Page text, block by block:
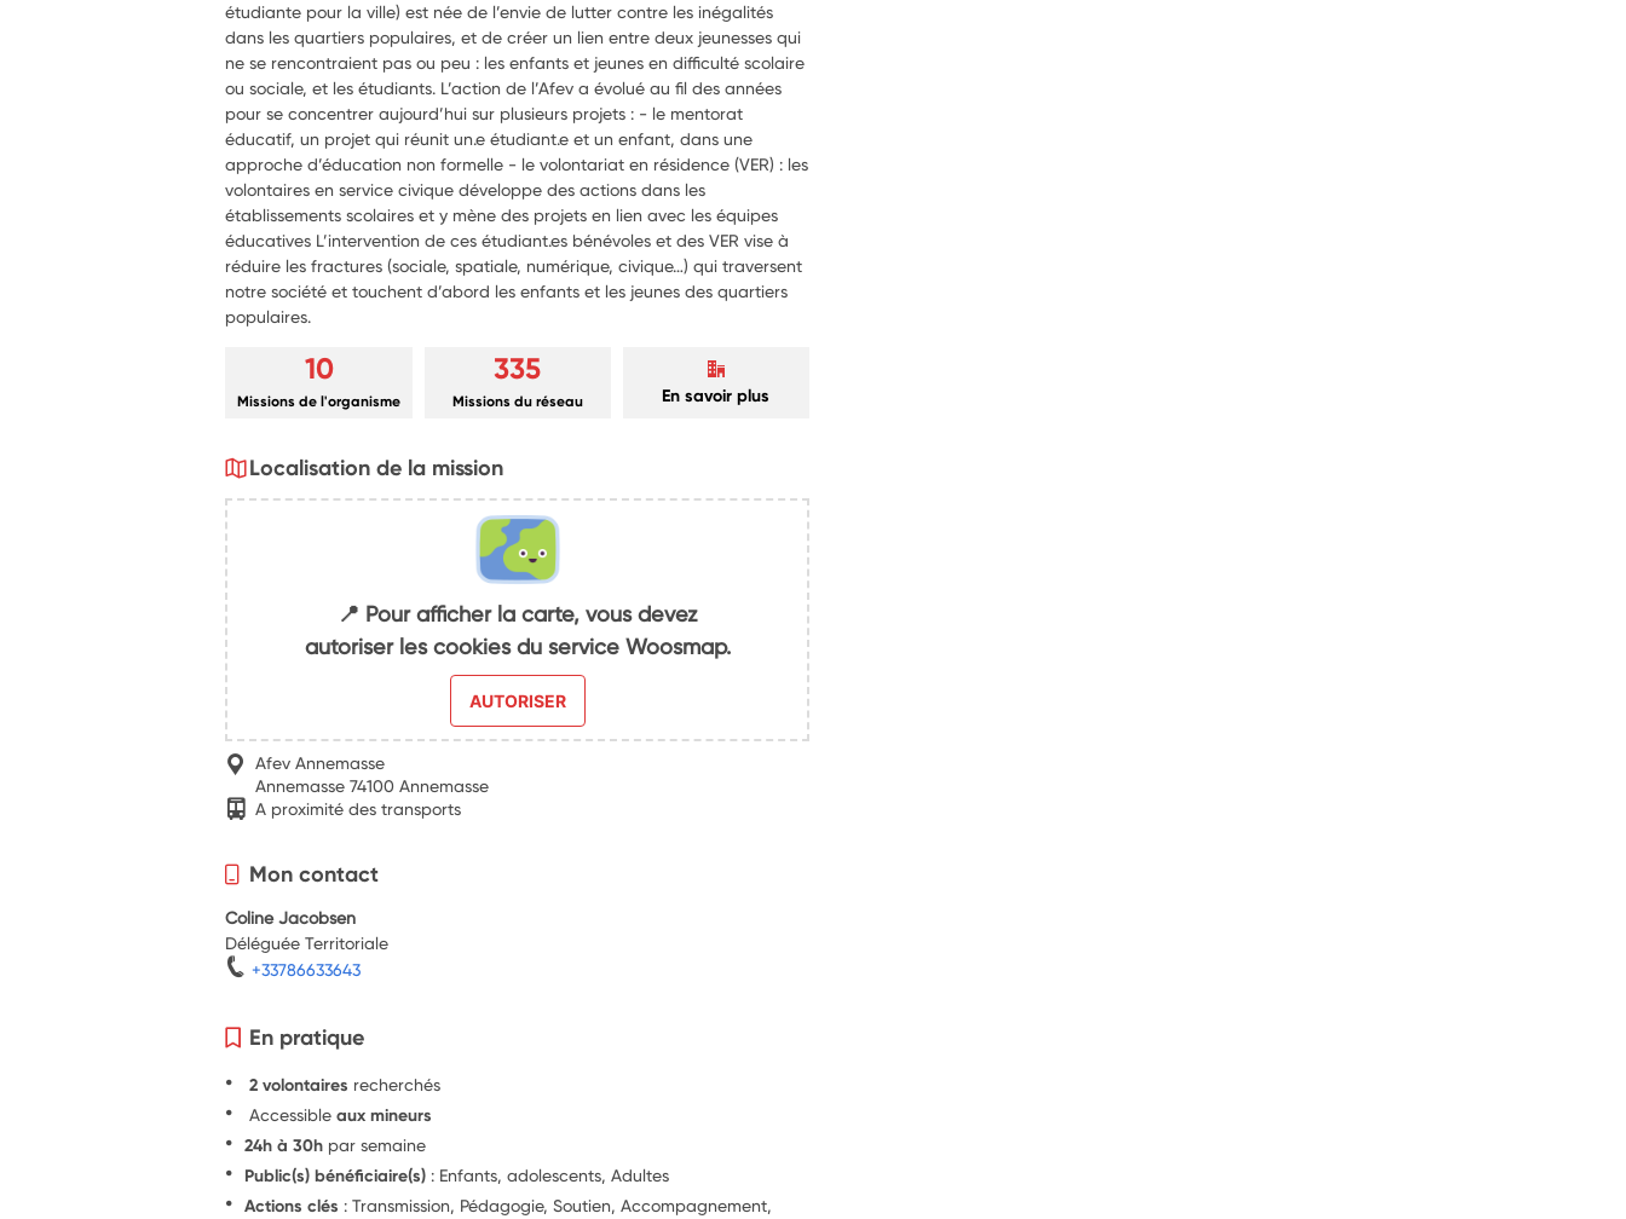
étudiante pour la ville) est née de l’envie de lutter contre les inégalités
dans les quartiers populaires, et de créer un lien entre deux jeunesses qui
ne se rencontraient pas ou peu : les enfants et jeunes en difficulté scolaire
ou sociale, et les étudiants. L’action de l’Afev a évolué au fil des années
pour se concentrer aujourd’hui sur plusieurs projets : - le mentorat
éducatif, un projet qui réunit un.e étudiant.e et un enfant, dans une
approche d’éducation non formelle - le volontariat en résidence (VER) : les
volontaires en service civique développe des actions dans les
établissements scolaires et y mène des projets en lien avec les équipes
éducatives L’intervention de ces étudiant.es bénévoles et des VER vise à
réduire les fractures (sociale, spatiale, numérique, civique…) qui traversent
notre société et touchent d’abord les enfants et les jeunes des quartiers
populaires.
10
Missions de l'organisme
335
Missions du réseau En savoir plus
Localisation de la mission
📍 Pour afficher la carte, vous devez
autoriser les cookies du service Woosmap.
AUTORISER
Afev Annemasse
Annemasse 74100 Annemasse
A proximité des transports
Mon contact
Coline Jacobsen
Déléguée Territoriale
+33786633643
En pratique
2 volontaires recherchés
Accessibleaux mineurs
24h à 30h par semaine
Public(s) bénéficiaire(s) : Enfants, adolescents, Adultes
Actions clés : Transmission, Pédagogie, Soutien, Accompagnement,